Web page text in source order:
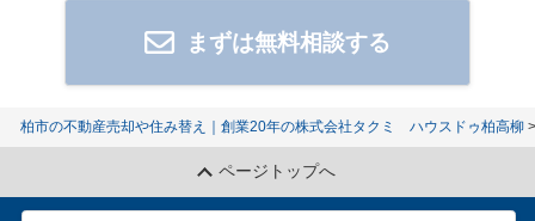
まずは無料相談する
柏市の不動産売却や住み替え｜創業20年の株式会社タクミ ハウスドゥ柏高柳
ページトップへ